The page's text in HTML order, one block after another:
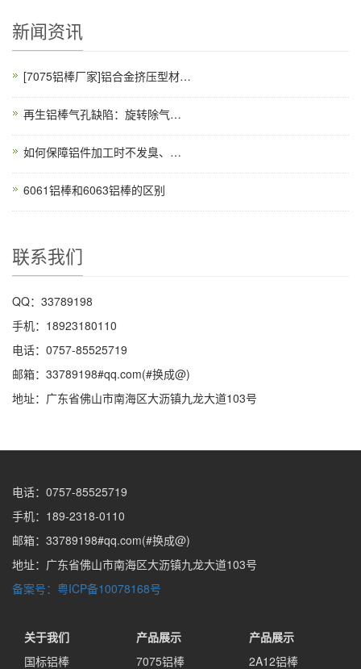
新闻资讯
[7075铝棒厂家]铝合金挤压型材表面缺陷之附着物的成因及处理办法
再生铝棒气孔缺陷：旋转除气机转子转速优化
如何保障铝件加工时不发臭、不起斑
6061铝棒和6063铝棒的区别
联系我们
QQ：33789198
手机：18923180110
电话：0757-85525719
邮箱：33789198#qq.com(#换成@)
地址：广东省佛山市南海区大沥镇九龙大道103号
电话：0757-85525719
手机：189-2318-0110
邮箱：33789198#qq.com(#换成@)
地址：广东省佛山市南海区大沥镇九龙大道103号
备案号：粤ICP备10078168号
关于我们
国标铝棒
产品展示
7075铝棒
产品展示
2A12铝棒